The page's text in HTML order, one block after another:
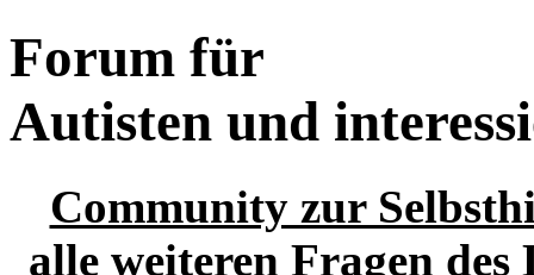
Forum für
Autisten und
Community zur
alle weiteren Fragen